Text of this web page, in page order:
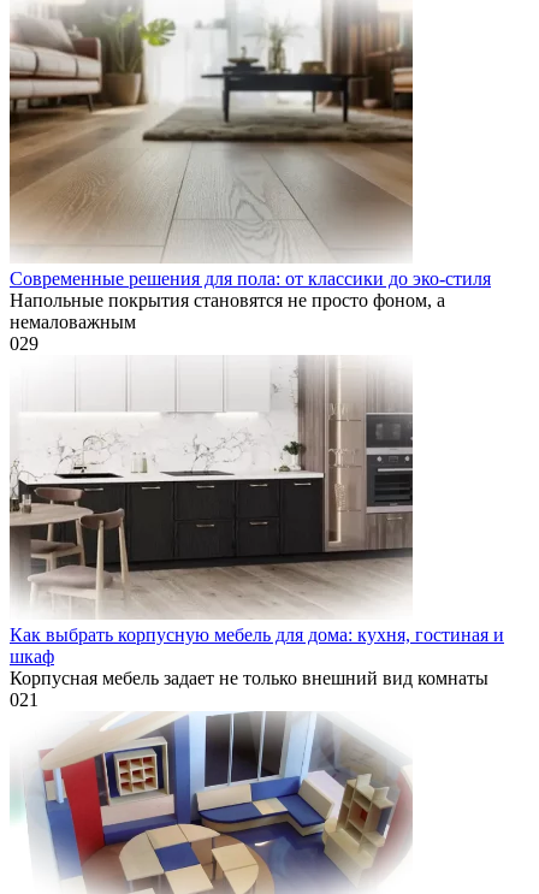
Современные решения для пола: от классики до эко-стиля
Напольные покрытия становятся не просто фоном, а
немаловажным
029
Как выбрать корпусную мебель для дома: кухня, гостиная и
шкаф
Корпусная мебель задает не только внешний вид комнаты
021